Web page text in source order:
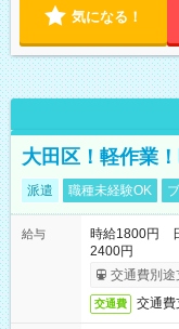
気になる！
大田区！軽作業
派遣 職種未経験OK
給与
時給1800円
2400円
交通費別途
交通費 交通費